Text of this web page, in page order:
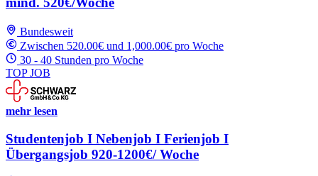
Bundesweit
Zwischen 520.00€ und 1,000.00€ pro Woche
30 - 40 Stunden pro Woche
TOP JOB
mehr lesen
Studentenjob I Nebenjob I Ferienjob I
Übergangsjob 920-1200€/ Woche